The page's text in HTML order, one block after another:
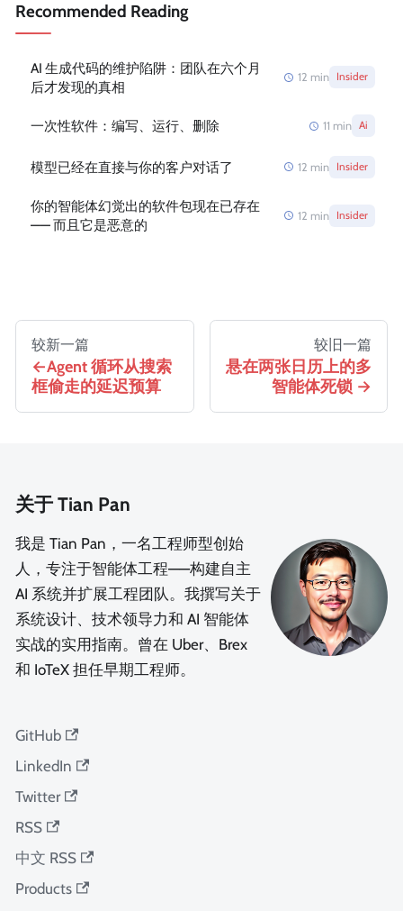
Recommended Reading
AI 生成代码的维护陷阱：团队在六个月
后才发现的真相
12 min Insider
一次性软件：编写、运行、删除 11 min Ai
模型已经在直接与你的客户对话了 12 min Insider
你的智能体幻觉出的软件包现在已存在
—— 而且它是恶意的
12 min Insider
较新一篇
Agent 循环从搜索
框偷走的延迟预算
较旧一篇
悬在两张日历上的多
智能体死锁
关于 Tian Pan
我是 Tian Pan，一名工程师型创始
人，专注于智能体工程——构建自主
AI 系统并扩展工程团队。我撰写关于
系统设计、技术领导力和 AI 智能体
实战的实用指南。曾在 Uber、Brex
和 IoTeX 担任早期工程师。
GitHub
LinkedIn
Twitter
RSS
中文 RSS
Products